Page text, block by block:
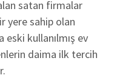
satan firmalar
yere sahip olan
kullanılmış ev
daima ilk tercih